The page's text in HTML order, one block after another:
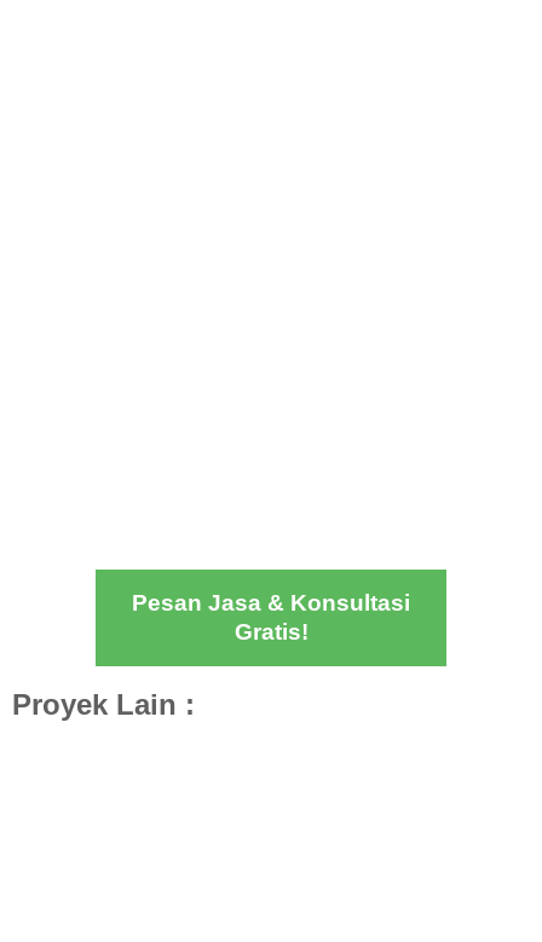
Pesan Jasa & Konsultasi
Gratis!
Proyek Lain :